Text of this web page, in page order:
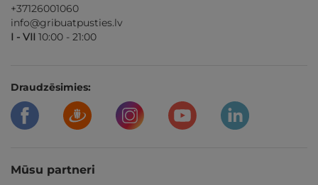
+37126001060
info@gribuatpusties.lv
I - VII 10:00 - 21:00
Draudzēsimies:
Mūsu partneri